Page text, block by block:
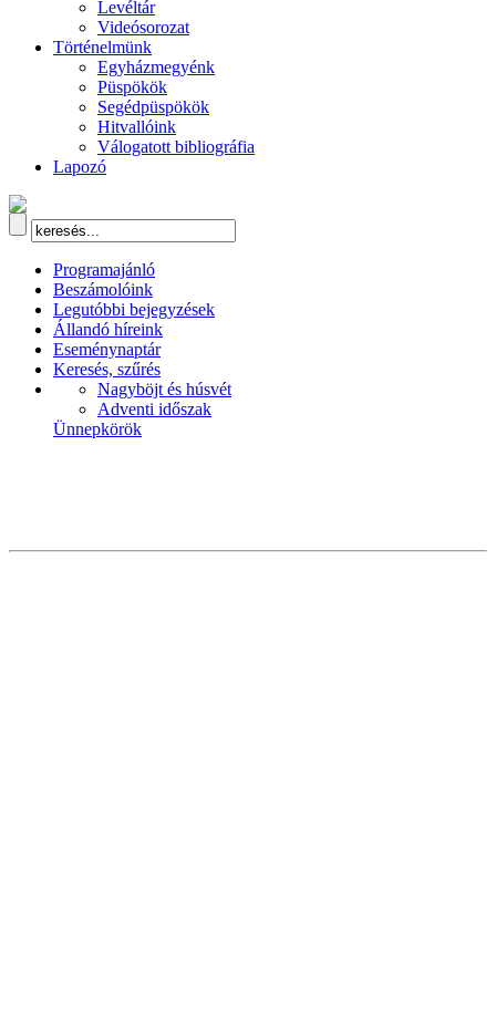
Levéltár
Videósorozat
Történelmünk
Egyházmegyénk
Püspökök
Segédpüspökök
Hitvallóink
Válogatott bibliográfia
Lapozó
Programajánló
Beszámolóink
Legutóbbi bejegyzések
Állandó híreink
Eseménynaptár
Keresés, szűrés
Nagyböjt és húsvét
Adventi időszak
Ünnepkörök